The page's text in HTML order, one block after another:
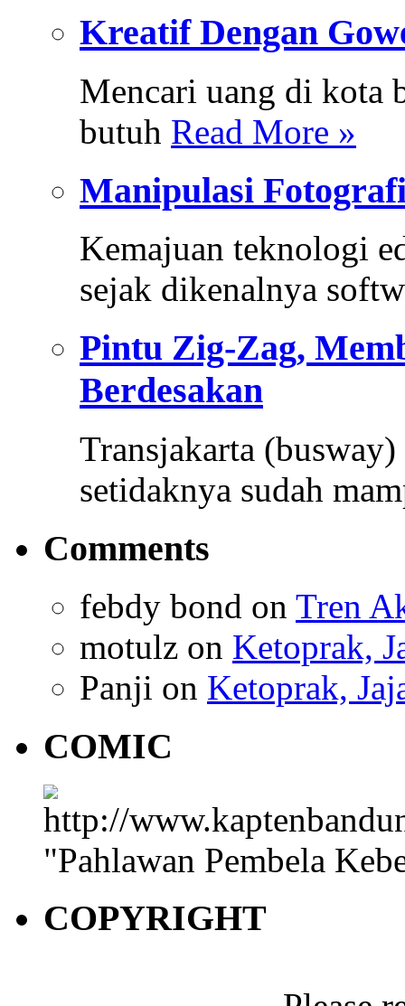
Kreatif Dengan
Mencari uang di kota
butuh Read More »
Manipulasi
Kemajuan teknologi
sejak dikenalnya
Pintu Zig-Zag,
Berdesakan
Transjakarta (busway)
setidaknya sudah
Comments
febdy bond on Tren
motulz on Ketoprak,
Panji on Ketoprak,
COMIC
"Pahlawan Pembela
COPYRIGHT